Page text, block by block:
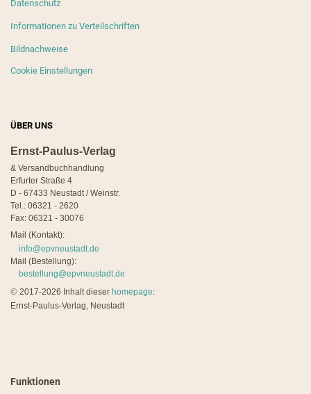
Datenschutz
Informationen zu Verteilschriften
Bildnachweise
Cookie Einstellungen
ÜBER UNS
Ernst-Paulus-Verlag
& Versandbuchhandlung
Erfurter Straße 4
D - 67433 Neustadt / Weinstr.
Tel.: 06321 - 2620
Fax: 06321 - 30076
Mail (Kontakt):
info@epvneustadt.de
Mail (Bestellung):
bestellung@epvneustadt.de
© 2017-2026 Inhalt dieser homepage:
Ernst-Paulus-Verlag, Neustadt
Funktionen